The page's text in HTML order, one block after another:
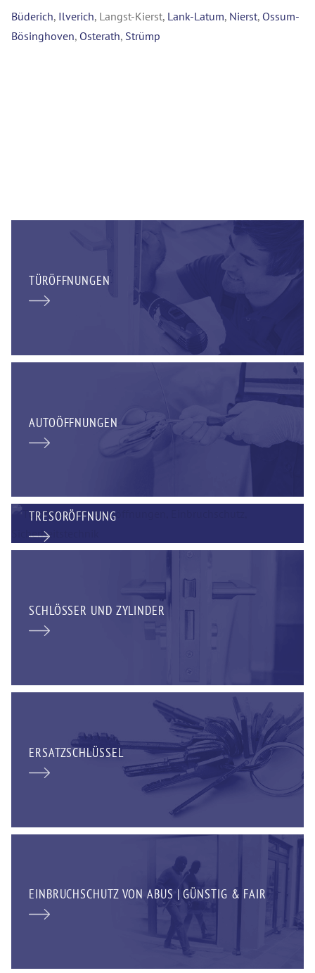
Büderich, Ilverich, Langst-Kierst, Lank-Latum, Nierst, Ossum-
Bösinghoven, Osterath, Strümp
TÜRÖFFNUNGEN
AUTOÖFFNUNGEN
TRESORÖFFNUNG
SCHLÖSSER UND ZYLINDER
ERSATZSCHLÜSSEL
EINBRUCHSCHUTZ VON ABUS | GÜNSTIG & FAIR